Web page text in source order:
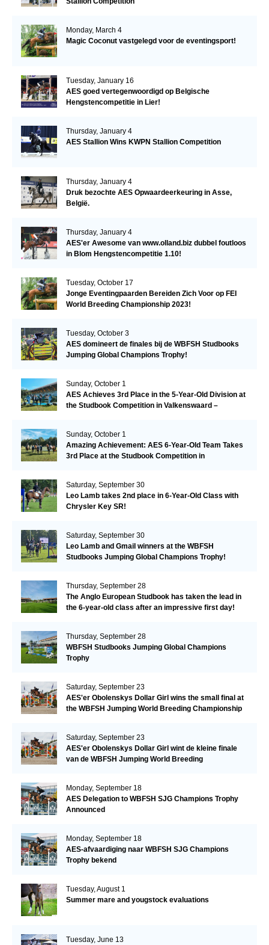
Monday, March 4
Magic Coconut vastgelegd voor de eventingsport!
Tuesday, January 16
AES goed vertegenwoordigd op Belgische
Hengstencompetitie in Lier!
Thursday, January 4
AES Stallion Wins KWPN Stallion Competition
Thursday, January 4
Druk bezochte AES Opwaardeerkeuring in Asse,
België.
Thursday, January 4
AES'er Awesome van www.olland.biz dubbel foutloos
in Blom Hengstencompetitie 1.10!
Tuesday, October 17
Jonge Eventingpaarden Bereiden Zich Voor op FEI
World Breeding Championship 2023!
Tuesday, October 3
AES domineert de finales bij de WBFSH Studbooks
Jumping Global Champions Trophy!
Sunday, October 1
AES Achieves 3rd Place in the 5-Year-Old Division at
the Studbook Competition in Valkenswaard –
Sunday, October 1
Amazing Achievement: AES 6-Year-Old Team Takes
3rd Place at the Studbook Competition in
Saturday, September 30
Leo Lamb takes 2nd place in 6-Year-Old Class with
Chrysler Key SR!
Saturday, September 30
Leo Lamb and Gmail winners at the WBFSH
Studbooks Jumping Global Champions Trophy!
Thursday, September 28
The Anglo European Studbook has taken the lead in
the 6-year-old class after an impressive first day!​
Thursday, September 28
WBFSH Studbooks Jumping Global Champions
Trophy
Saturday, September 23
AES'er Obolenskys Dollar Girl wins the small final at
the WBFSH Jumping World Breeding Championship
Saturday, September 23
AES'er Obolenskys Dollar Girl wint de kleine finale
van de WBFSH Jumping World Breeding
Monday, September 18
AES Delegation to WBFSH SJG Champions Trophy
Announced
Monday, September 18
AES-afvaardiging naar WBFSH SJG Champions
Trophy bekend
Tuesday, August 1
Summer mare and yougstock evaluations
Tuesday, June 13